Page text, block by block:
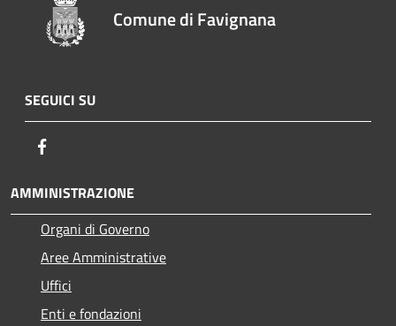
Comune di Favignana
SEGUICI SU
AMMINISTRAZIONE
Organi di Governo
Aree Amministrative
Uffici
Enti e fondazioni